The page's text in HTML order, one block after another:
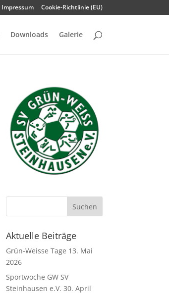
Impressum Cookie-Richtlinie (EU)
Downloads Galerie
Aktuelle Beiträge
Grün-Weisse Tage 13. Mai
2026
Sportwoche GW SV
Steinhausen e.V. 30. April